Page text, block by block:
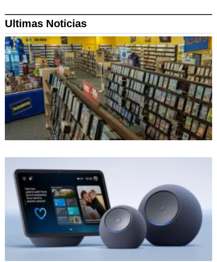
Ultimas Noticias